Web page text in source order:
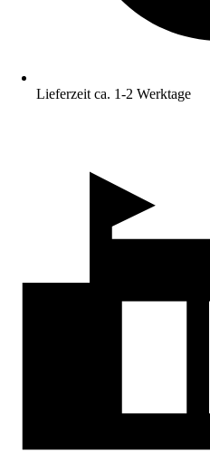
Lieferzeit ca. 1-2 Werktage